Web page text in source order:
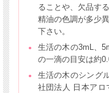
ることや、欠品す
精油の色調が多少
下さい。
生活の木の3mL、
の一滴の目安は約
生活の木のシング
社団法人 日本アロ